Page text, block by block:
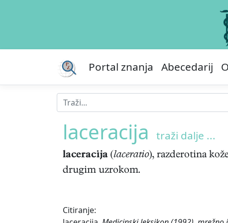
Portal znanja Abecedarij
laceracija traži dalje ...
laceracija (laceratio), razderotina
drugim uzrokom.
Citiranje: